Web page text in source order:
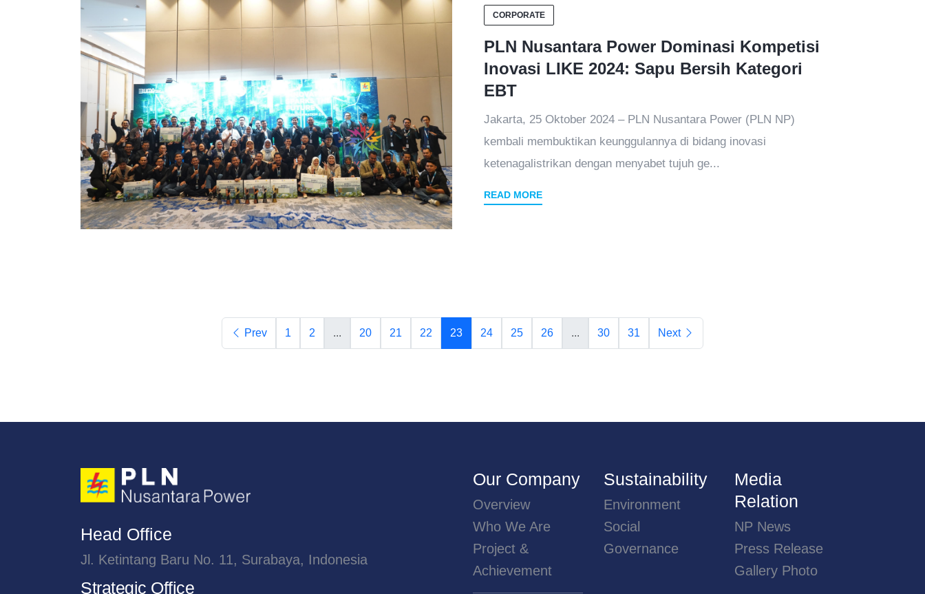
CORPORATE
PLN Nusantara Power Dominasi Kompetisi
Inovasi LIKE 2024: Sapu Bersih Kategori
EBT
Jakarta, 25 Oktober 2024 – PLN Nusantara Power (PLN NP)
kembali membuktikan keunggulannya di bidang inovasi
ketenagalistrikan dengan menyabet tujuh ge...
READ MORE
Prev 1 2 ... 20 21 22 23 24 25 26 ... 30 31 Next
Head Office
Jl. Ketintang Baru No. 11, Surabaya, Indonesia
Strategic Office
Our Company
Overview
Who We Are
Project &
Achievement
Sustainability
Environment
Social
Governance
Media
Relation
NP News
Press Release
Gallery Photo